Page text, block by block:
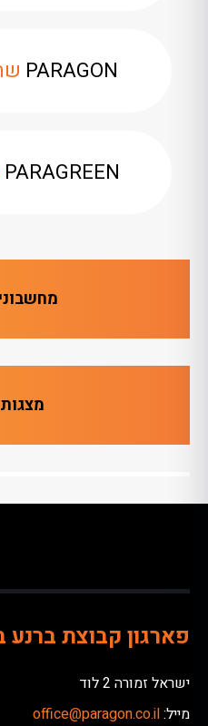
PARAGON
PARAGREEN
מצגות
פארגון קבוצת ברנע
ישראל זמורה 2 לוד
מייל:office@paragon.co.il